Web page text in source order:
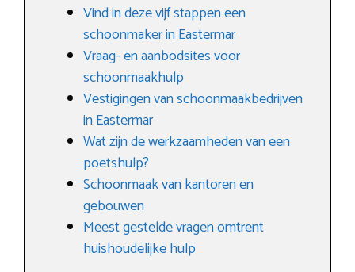
Vind in deze vijf stappen een
schoonmaker in Eastermar
Vraag- en aanbodsites voor
schoonmaakhulp
Vestigingen van schoonmaakbedrijven
in Eastermar
Wat zijn de werkzaamheden van een
poetshulp?
Schoonmaak van kantoren en
gebouwen
Meest gestelde vragen omtrent
huishoudelijke hulp